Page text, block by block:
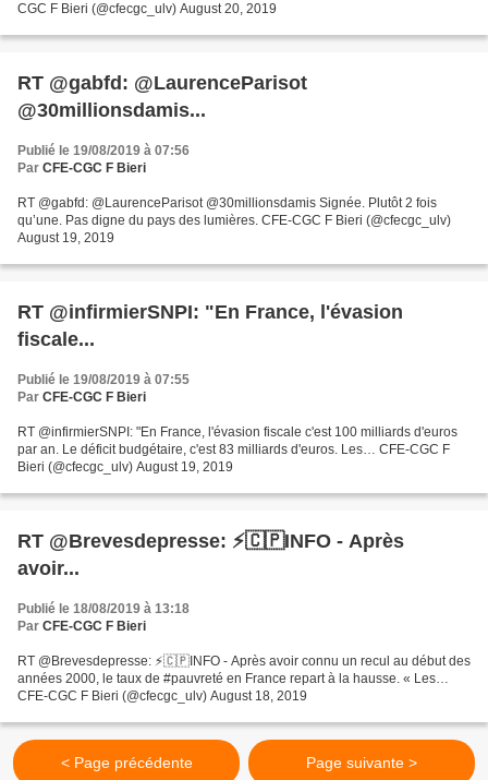
CGC F Bieri (@cfecgc_ulv) August 20, 2019
RT @gabfd: @LaurenceParisot
@30millionsdamis...
Publié le 19/08/2019 à 07:56
Par CFE-CGC F Bieri
RT @gabfd: @LaurenceParisot @30millionsdamis Signée. Plutôt 2 fois
qu’une. Pas digne du pays des lumières. CFE-CGC F Bieri (@cfecgc_ulv)
August 19, 2019
RT @infirmierSNPI: "En France, l'évasion
fiscale...
Publié le 19/08/2019 à 07:55
Par CFE-CGC F Bieri
RT @infirmierSNPI: "En France, l'évasion fiscale c'est 100 milliards d'euros
par an. Le déficit budgétaire, c'est 83 milliards d'euros. Les… CFE-CGC F
Bieri (@cfecgc_ulv) August 19, 2019
RT @Brevesdepresse: ⚡🇨🇵INFO - Après
avoir...
Publié le 18/08/2019 à 13:18
Par CFE-CGC F Bieri
RT @Brevesdepresse: ⚡🇨🇵INFO - Après avoir connu un recul au début des
années 2000, le taux de #pauvreté en France repart à la hausse. « Les…
CFE-CGC F Bieri (@cfecgc_ulv) August 18, 2019
< Page précédente Page suivante >